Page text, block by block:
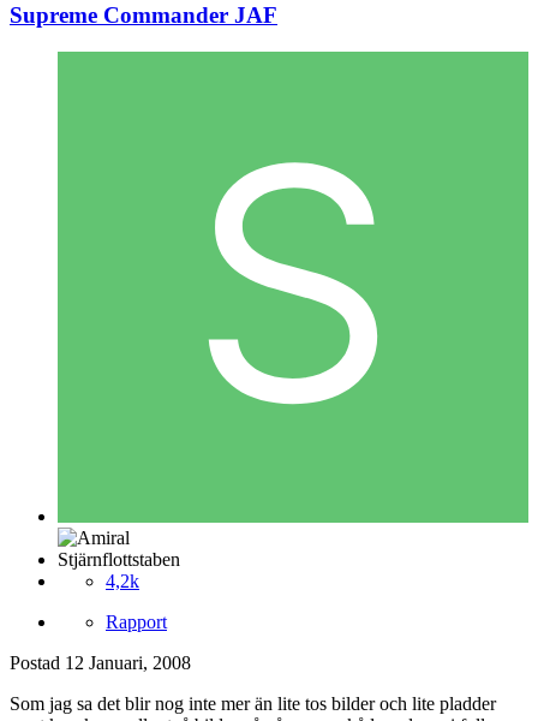
Supreme Commander JAF
Stjärnflottstaben
4,2k
Rapport
Postad 12 Januari, 2008
Som jag sa det blir nog inte mer än lite tos bilder och lite pladder